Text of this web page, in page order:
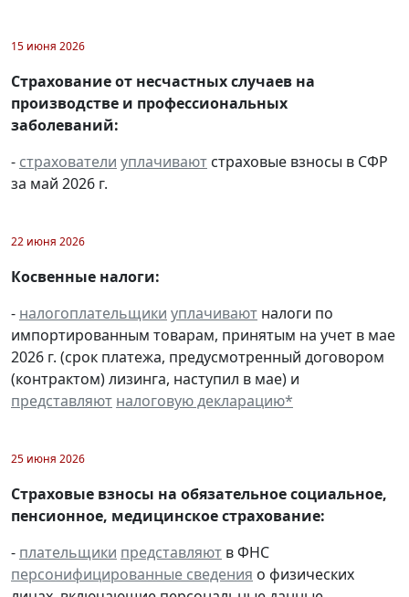
15 июня 2026
Страхование от несчастных случаев на
производстве и профессиональных
заболеваний:
- страхователи уплачивают страховые взносы в СФР
за май 2026 г.
22 июня 2026
Косвенные налоги:
- налогоплательщики уплачивают налоги по
импортированным товарам, принятым на учет в мае
2026 г. (срок платежа, предусмотренный договором
(контрактом) лизинга, наступил в мае) и
представляют налоговую декларацию*
25 июня 2026
Страховые взносы на обязательное социальное,
пенсионное, медицинское страхование:
- плательщики представляют в ФНС
персонифицированные сведения о физических